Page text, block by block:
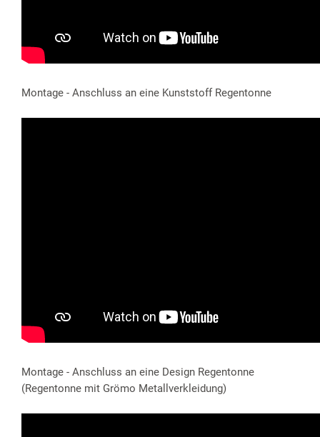
Montage - Anschluss an eine Kunststoff Regentonne
Montage - Anschluss an eine Design Regentonne
(Regentonne mit Grömo Metallverkleidung)